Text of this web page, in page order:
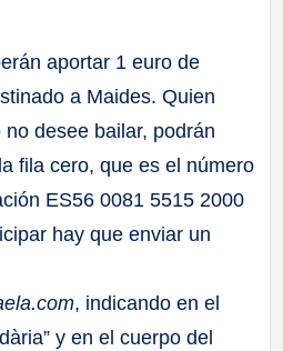
aportar 1 euro de
a Maides. Quien
desee bailar, podrán
fila cero, que es el número
ES56 0081 5515 2000
hay que enviar un
, indicando en el
y en el cuerpo del